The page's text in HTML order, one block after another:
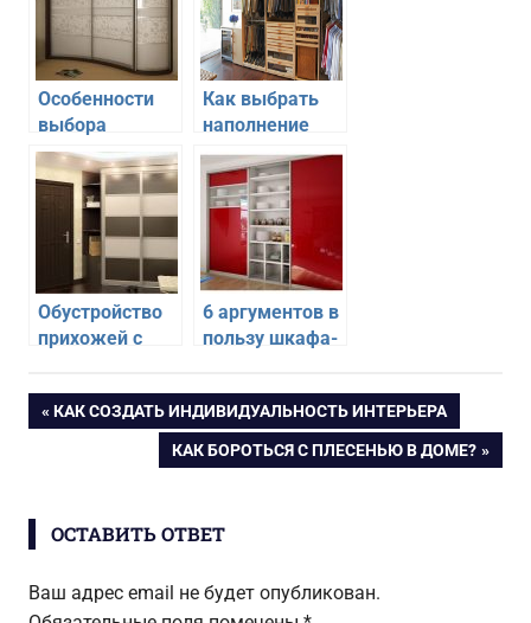
Особенности
выбора
углового
шкафа-купе в
спальню
Как выбрать
наполнение
для шкафа-
купе
Обустройство
прихожей с
шкафа-купе
6 аргументов в
пользу шкафа-
Навигация
записям
ПРЕДЫДУЩАЯ
КАК СОЗДАТЬ ИНДИВИДУАЛЬНОСТЬ ИНТЕРЬЕРА
СЛЕДУЮЩАЯ
КАК БОРОТЬСЯ С ПЛЕСЕНЬЮ В ДОМЕ?
ОСТАВИТЬ ОТВЕТ
Ваш адрес email не будет опубликован.